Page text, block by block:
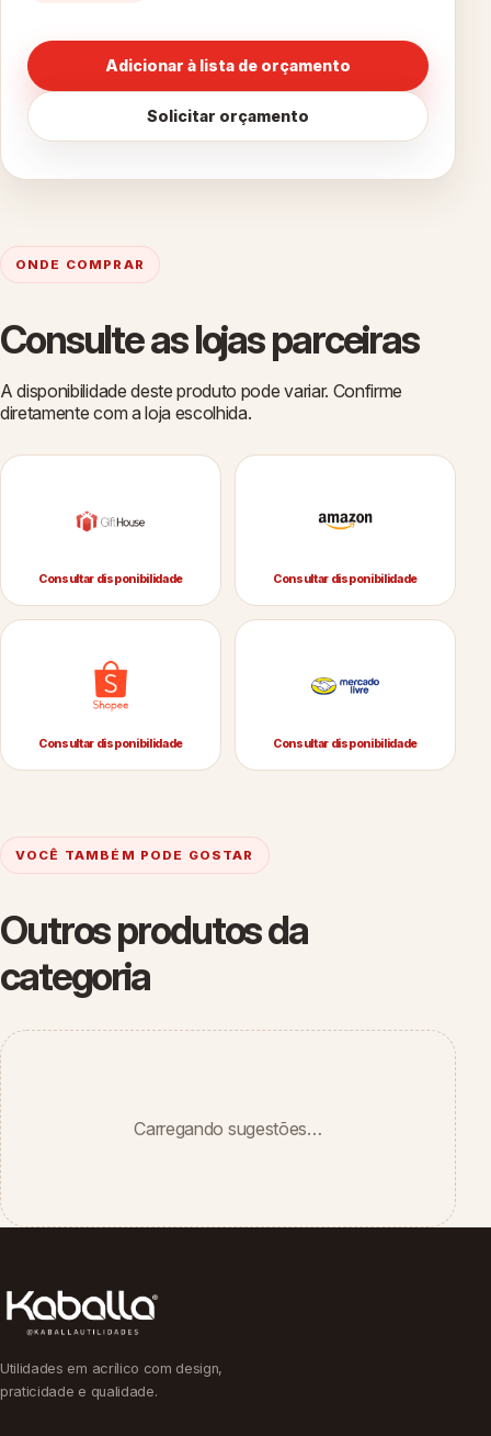
Adicionar à lista de orçamento
Solicitar orçamento
ONDE COMPRAR
Consulte as lojas parceiras
A disponibilidade deste produto pode variar. Confirme
diretamente com a loja escolhida.
Consultar disponibilidade Consultar disponibilidade
Consultar disponibilidade Consultar disponibilidade
VOCÊ TAMBÉM PODE GOSTAR
Outros produtos da
categoria
Carregando sugestões…
Utilidades em acrílico com design,
praticidade e qualidade.